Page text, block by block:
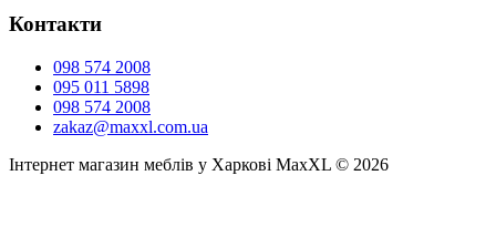
Контакти
098 574 2008
095 011 5898
098 574 2008
zakaz@maxxl.com.ua
Інтернет магазин меблів у Харкові MaxXL © 2026